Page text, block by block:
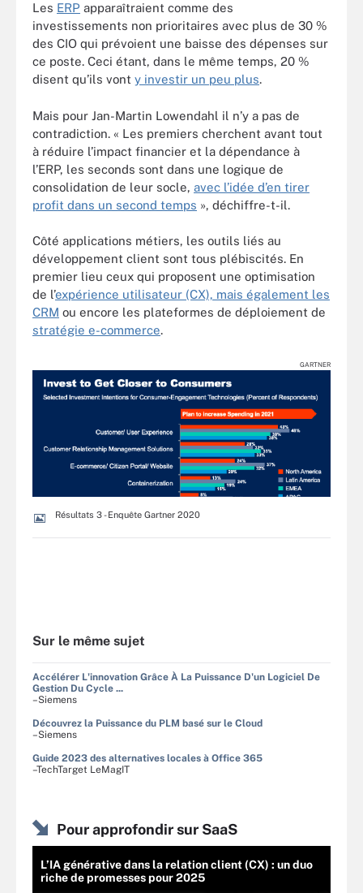
Les ERP apparaîtraient comme des
investissements non prioritaires avec plus de 30 %
des CIO qui prévoient une baisse des dépenses sur
ce poste. Ceci étant, dans le même temps, 20 %
disent qu’ils vont y investir un peu plus.
Mais pour Jan-Martin Lowendahl il n’y a pas de
contradiction. « Les premiers cherchent avant tout
à réduire l’impact financier et la dépendance à
l’ERP, les seconds sont dans une logique de
consolidation de leur socle, avec l’idée d’en tirer
profit dans un second temps », déchiffre-t-il.
Côté applications métiers, les outils liés au
développement client sont tous plébiscités. En
premier lieu ceux qui proposent une optimisation
de l’expérience utilisateur (CX), mais également les
CRM ou encore les plateformes de déploiement de
stratégie e-commerce.
GARTNER
Résultats 3 - Enquête Gartner 2020
Sur le même sujet
Accélérer L'innovation Grâce À La Puissance D'un Logiciel De
Gestion Du Cycle ...
–Siemens
Découvrez la Puissance du PLM basé sur le Cloud
–Siemens
Guide 2023 des alternatives locales à Office 365
–TechTarget LeMagIT
Pour approfondir sur SaaS
L’IA générative dans la relation client (CX) : un duo
riche de promesses pour 2025